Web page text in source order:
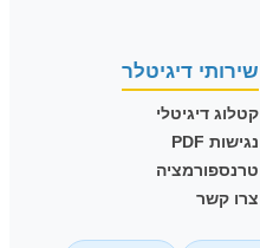
שירותי דיגיטלר
קטלוג דיגיטלי
נגישות PDF
טרנספורמציה
צרו קשר